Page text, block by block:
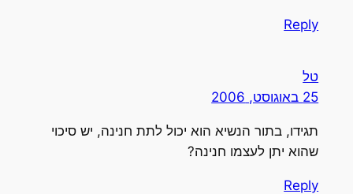
Reply
טל
25 באוגוסט, 2006
תגידו, בתור הנשיא הוא יכול לתת חנינה, יש סיכוי
שהוא יתן לעצמו חנינה?
Reply